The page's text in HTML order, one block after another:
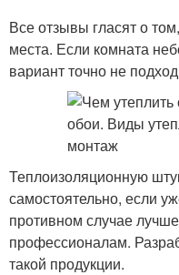
Все отзывы гласят о
места. Если комната
вариант точно не
Теплоизоляционную
самостоятельно, если
противном случае
профессионалам.
такой продукции.